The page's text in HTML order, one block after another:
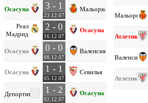
Осасуна 3 - 1
23.12.07
Мальорка
Реал
Мадрид
2 - 0
16.12.07
Осасуна
Осасуна 0 - 0
08.12.07
Валенсия
Осасуна 1 - 1
05.12.07
Севилья
Депортиво 1 - 2
02.12.07
Осасуна
Мальорка
Атлетик Б
Валенсия
Атлетик Б